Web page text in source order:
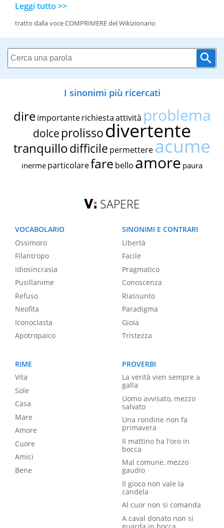
Leggi tutto >>
tratto dalla voce COMPRIMERE del Wikizionario
I sinonimi più ricercati
dire importante richiestaattività problema
dolce prolissodivertente
tranquillodifficile permettereacume
inerme particolarefare bello amore paura
SAPERE
VOCABOLARIO
Ossimoro
Filantropo
Idiosincrasia
Pusillanime
Refuso
Neofita
Iconoclasta
Apotropaico
SINONIMI E CONTRARI
Libertà
Facile
Pragmatico
Conoscenza
Riassunto
Paradigma
Gioia
Tristezza
RIME
Vita
Sole
Casa
Mare
Amore
Cuore
Amici
Bene
PROVERBI
La verità vien sempre a
galla
Uomo avvisato, mezzo
salvato
Una rondine non fa
primavera
Il mattino ha l'oro in
bocca
Mal comune, mezzo
gaudio
Il gioco non vale la
candela
Al cuor non si comanda
A caval donato non si